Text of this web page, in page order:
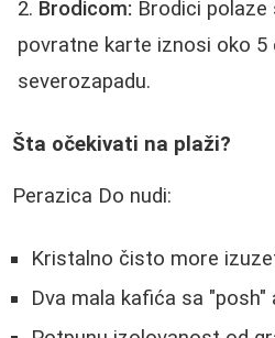
Brodicom: Brodici polaze
povratne karte iznosi oko 5
severozapadu.
Šta očekivati na plaži?
Perazica Do nudi:
Kristalno čisto more
Dva mala kafića sa